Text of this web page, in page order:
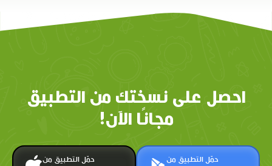
احصل على نسختك من التطبيق
مجانًا الآن!
حمّل التطبيق من حمّل التطبيق من